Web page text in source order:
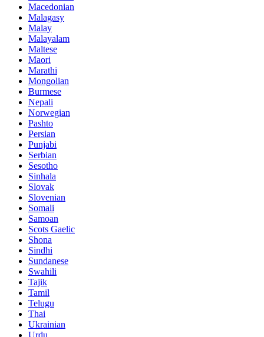
Macedonian
Malagasy
Malay
Malayalam
Maltese
Maori
Marathi
Mongolian
Burmese
Nepali
Norwegian
Pashto
Persian
Punjabi
Serbian
Sesotho
Sinhala
Slovak
Slovenian
Somali
Samoan
Scots Gaelic
Shona
Sindhi
Sundanese
Swahili
Tajik
Tamil
Telugu
Thai
Ukrainian
Urdu